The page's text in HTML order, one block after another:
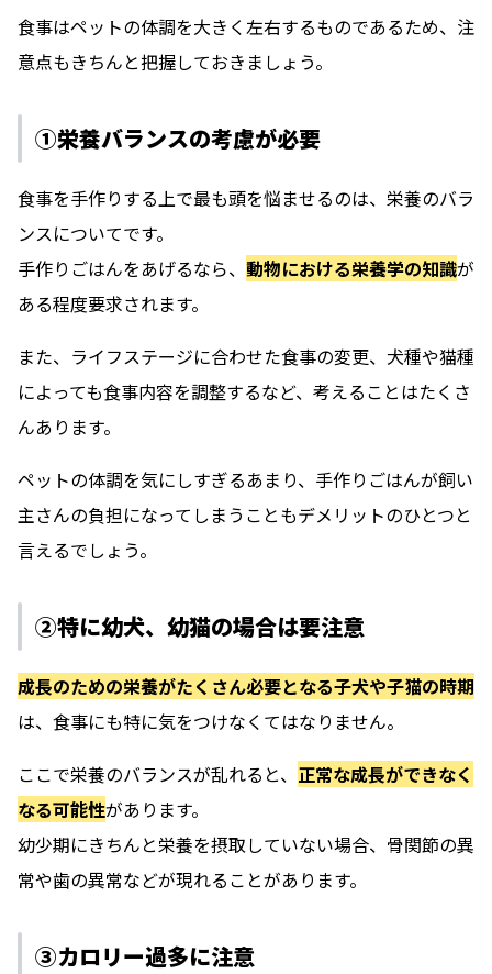
食事はペットの体調を大きく左右するものであるため、注
意点もきちんと把握しておきましょう。
①栄養バランスの考慮が必要
食事を手作りする上で最も頭を悩ませるのは、栄養のバラ
ンスについてです。
手作りごはんをあげるなら、 動物における栄養学の知識が
ある程度要求されます。
また、ライフステージに合わせた食事の変更、犬種や猫種
によっても食事内容を調整するなど、考えることはたくさ
んあります。
ペットの体調を気にしすぎるあまり、手作りごはんが飼い
主さんの負担になってしまうこともデメリットのひとつと
言えるでしょう。
②特に幼犬、幼猫の場合は要注意
成長のための栄養がたくさん必要となる子犬や子猫の時期
は、食事にも特に気をつけなくてはなりません。
ここで栄養のバランスが乱れると、 正常な成長ができなく
なる可能性があります。
幼少期にきちんと栄養を摂取していない場合、骨関節の異
常や歯の異常などが現れることがあります。
③カロリー過多に注意